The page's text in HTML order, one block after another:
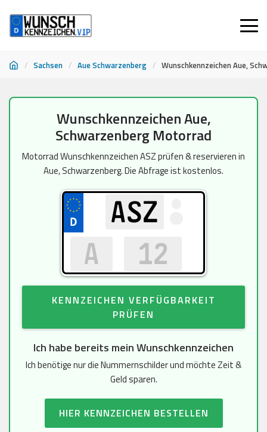
/ Sachsen / Aue Schwarzenberg / Wunschkennzeichen Aue,
Wunschkennzeichen Aue,
Schwarzenberg Motorrad
Motorrad Wunschkennzeichen ASZ prüfen & reservieren in
Aue, Schwarzenberg. Die Abfrage ist kostenlos.
KENNZEICHEN VERFÜGBARKEIT
PRÜFEN
Ich habe bereits mein Wunschkennzeichen
Ich benötige nur die Nummernschilder und möchte Zeit &
Geld sparen.
HIER KENNZEICHEN BESTELLEN